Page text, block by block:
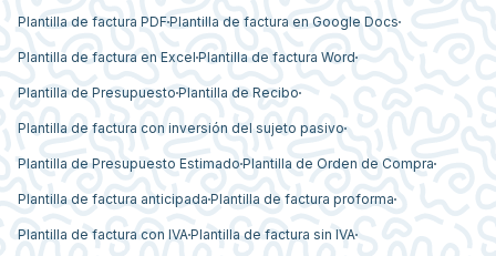
Plantilla de factura PDF Plantilla de factura en Google Docs
Plantilla de factura en Excel Plantilla de factura Word
Plantilla de Presupuesto Plantilla de Recibo
Plantilla de factura con inversión del sujeto pasivo
Plantilla de Presupuesto Estimado Plantilla de Orden de Compra
Plantilla de factura anticipada Plantilla de factura proforma
Plantilla de factura con IVAPlantilla de factura sin IVA